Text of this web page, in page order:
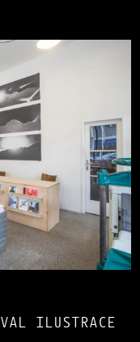
ILUSTRACE